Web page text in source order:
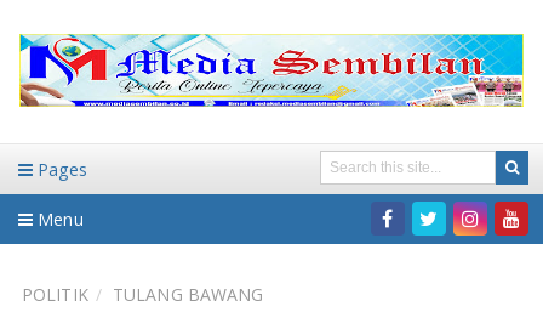
Pages
Menu
POLITIK TULANG BAWANG